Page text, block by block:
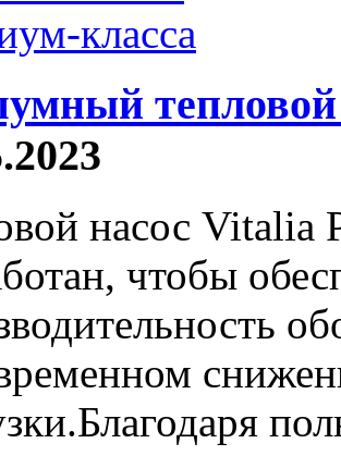
тепловой
насос Vitalia
чтобы